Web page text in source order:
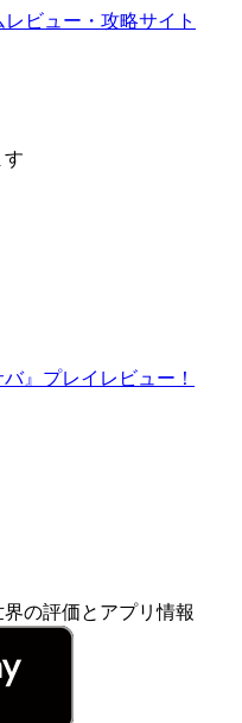
す
』プレイレビュー！
の評価とアプリ情報